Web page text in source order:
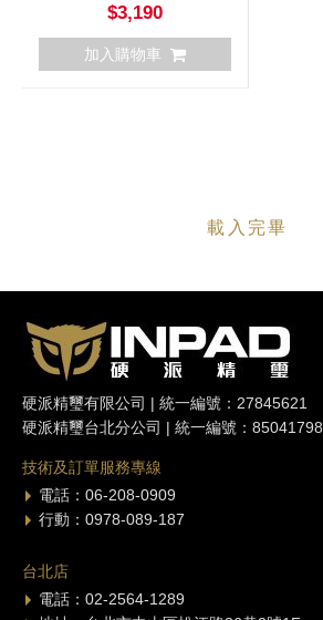
$3,190
加入購物車
載入完畢
硬派精璽有限公司 | 統一編號：27845621
硬派精璽台北分公司 | 統一編號：85041798
技術及訂單服務專線
電話：06-208-0909
行動：0978-089-187
台北店
電話：02-2564-1289